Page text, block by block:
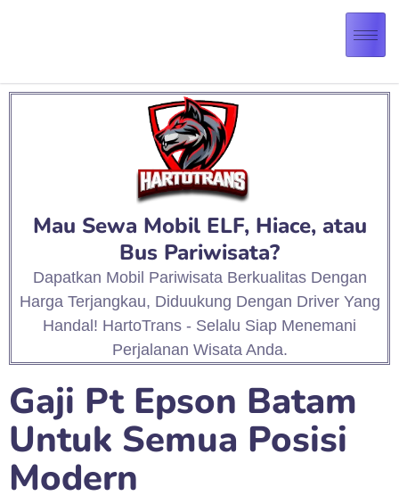
Mau Sewa Mobil ELF, Hiace, atau
Bus Pariwisata?
Dapatkan Mobil Pariwisata Berkualitas Dengan
Harga Terjangkau, Diduukung Dengan Driver Yang
Handal! HartoTrans - Selalu Siap Menemani
Perjalanan Wisata Anda.
Gaji Pt Epson Batam
Untuk Semua Posisi
Modern